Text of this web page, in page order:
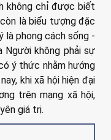
không chỉ được biết
là biểu tượng đặc
là phong cách sống -
Người không phải sự
ý thức nhằm hướng
khi xã hội hiện đại
trên mạng xã hội,
giá trị.